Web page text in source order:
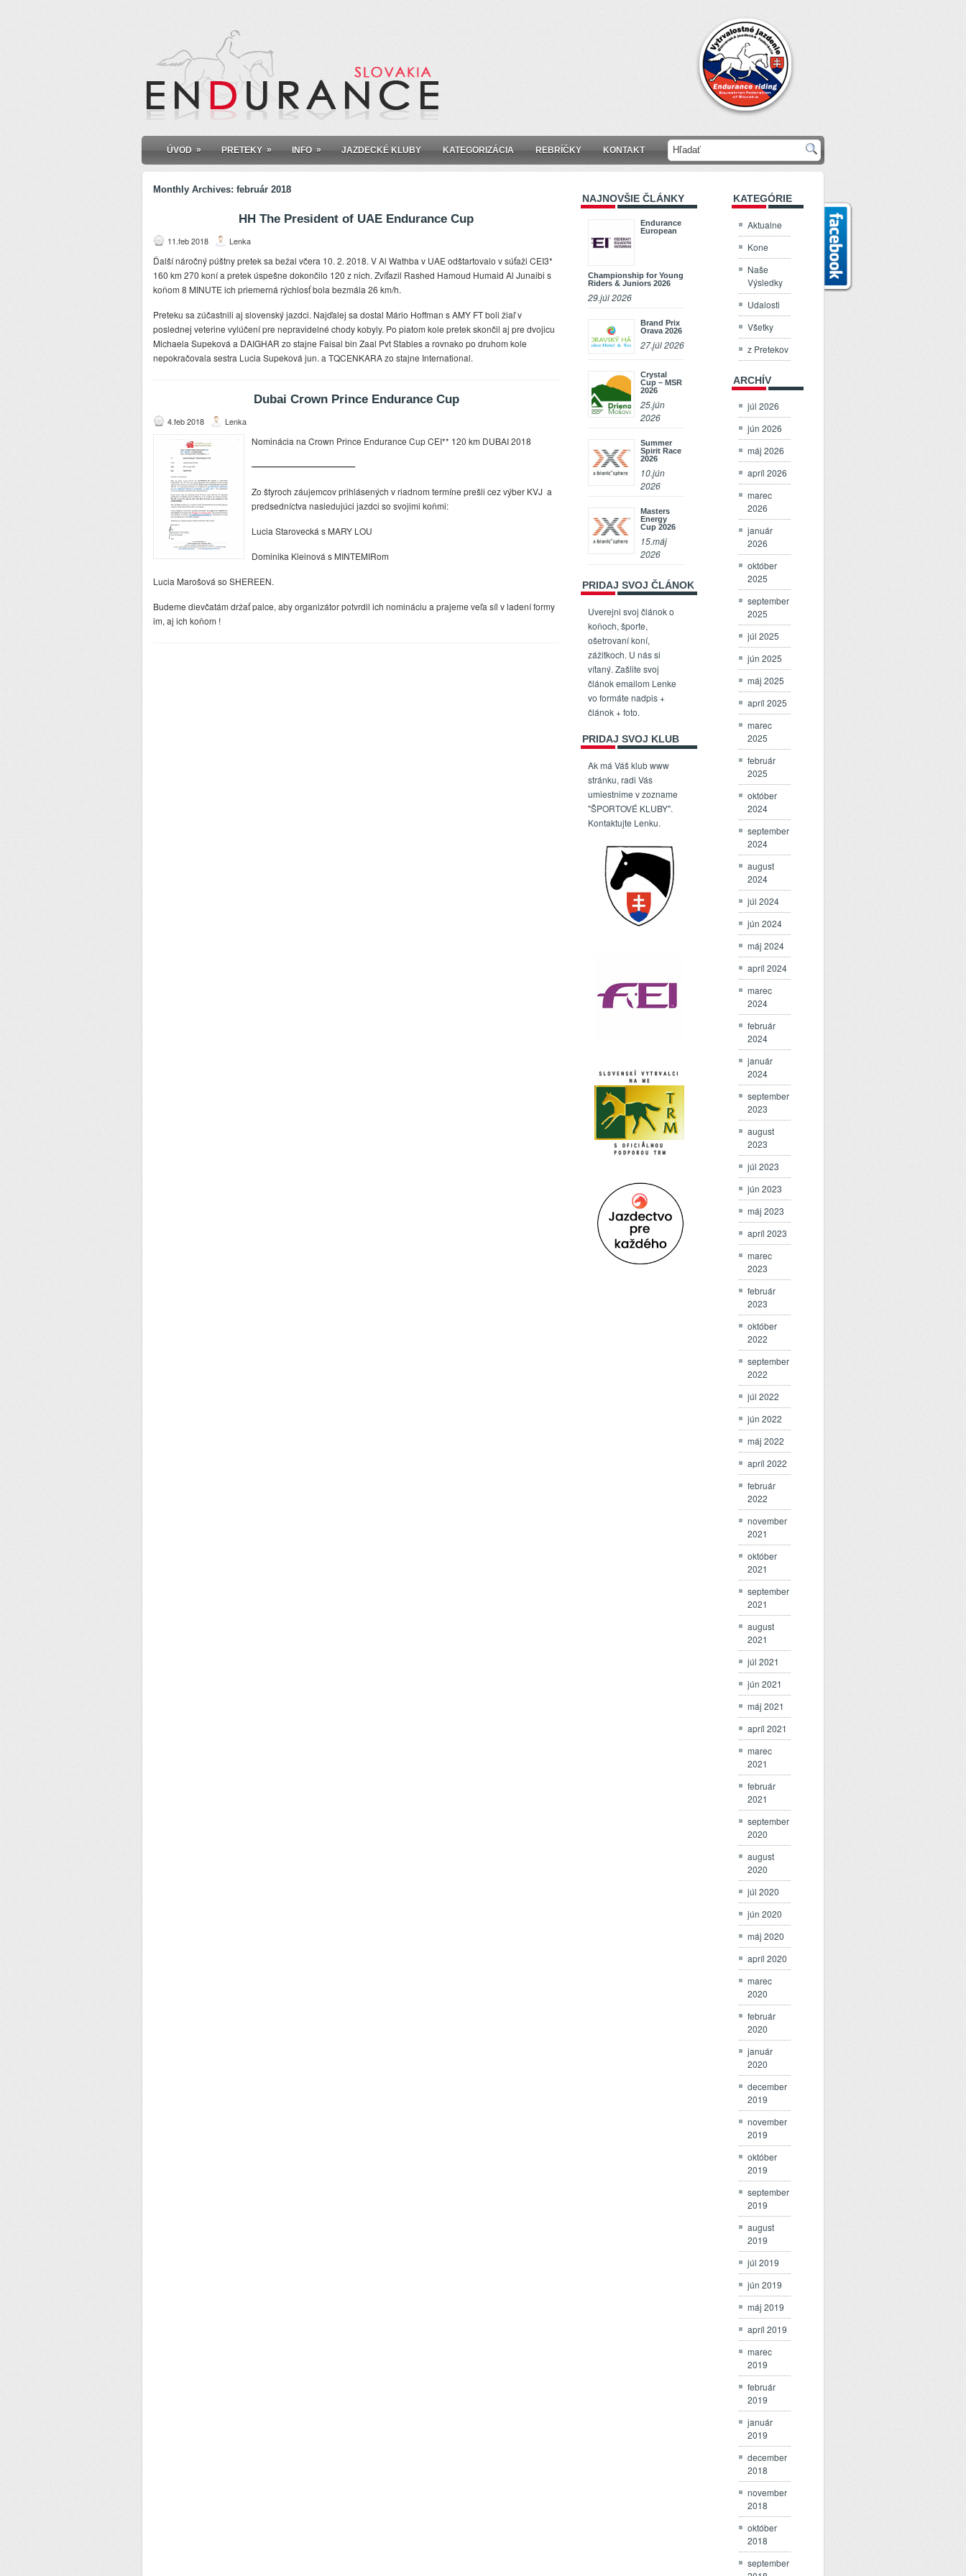
ÚVOD » PRETEKY » INFO » JAZDECKÉ KLUBY KATEGORIZÁCIA REBRÍČKY KONTAKT
Monthly Archives: február 2018
HH The President of UAE Endurance Cup
11.feb 2018 Lenka
Ďalší náročný púštny pretek sa bežal včera 10. 2. 2018. V Al Wathba v UAE odštartovalo v súťaži CEI3*
160 km 270 koní a pretek úspešne dokončilo 120 z nich. Zvíťazil Rashed Hamoud Humaid Al Junaibi s
koňom 8 MINUTE ich priemerná rýchlosť bola bezmála 26 km/h.
Preteku sa zúčastnili aj slovenský jazdci. Najďalej sa dostal Mário Hoffman s AMY FT boli žiaľ v
poslednej veterine vylúčení pre nepravidelné chody kobyly. Po piatom kole pretek skončil aj pre dvojicu
Michaela Supeková a DAIGHAR zo stajne Faisal bin Zaal Pvt Stables a rovnako po druhom kole
nepokračovala sestra Lucia Supeková jun. a TQCENKARA zo stajne International.
Dubai Crown Prince Endurance Cup
4.feb 2018 Lenka
Nominácia na Crown Prince Endurance Cup CEI** 120 km DUBAI 2018
————————————
Zo štyroch záujemcov prihlásených v riadnom termíne prešli cez výber KVJ a
predsedníctva nasledujúci jazdci so svojimi koňmi:
Lucia Starovecká s MARY LOU
Dominika Kleinová s MINTEMIRom
Lucia Marošová so SHEREEN.
Budeme dievčatám držať palce, aby organizátor potvrdil ich nomináciu a prajeme veľa síl v ladení formy
im, aj ich koňom !
NAJNOVŠIE ČLÁNKY
Endurance
European
Championship for Young
Riders & Juniors 2026
29.júl 2026
Brand Prix
Orava 2026
27.júl 2026
Crystal
Cup – MSR
2026
25.jún
2026
Summer
Spirit Race
2026
10.jún
2026
Masters
Energy
Cup 2026
15.máj
2026
PRIDAJ SVOJ ČLÁNOK
Uverejni svoj článok o
koňoch, športe,
ošetrovaní koní,
zážitkoch. U nás si
vítaný. Zašlite svoj
článok emailom Lenke
vo formáte nadpis +
článok + foto.
PRIDAJ SVOJ KLUB
Ak má Váš klub www
stránku, radi Vás
umiestnime v zozname
"ŠPORTOVÉ KLUBY".
Kontaktujte Lenku.
KATEGÓRIE
Aktualne
Kone
Naše
Výsledky
Udalosti
Všetky
z Pretekov
ARCHÍV
júl 2026
jún 2026
máj 2026
apríl 2026
marec
2026
január
2026
október
2025
september
2025
júl 2025
jún 2025
máj 2025
apríl 2025
marec
2025
február
2025
október
2024
september
2024
august
2024
júl 2024
jún 2024
máj 2024
apríl 2024
marec
2024
február
2024
január
2024
september
2023
august
2023
júl 2023
jún 2023
máj 2023
apríl 2023
marec
2023
február
2023
október
2022
september
2022
júl 2022
jún 2022
máj 2022
apríl 2022
február
2022
november
2021
október
2021
september
2021
august
2021
júl 2021
jún 2021
máj 2021
apríl 2021
marec
2021
február
2021
september
2020
august
2020
júl 2020
jún 2020
máj 2020
apríl 2020
marec
2020
február
2020
január
2020
december
2019
november
2019
október
2019
september
2019
august
2019
júl 2019
jún 2019
máj 2019
apríl 2019
marec
2019
február
2019
január
2019
december
2018
november
2018
október
2018
september